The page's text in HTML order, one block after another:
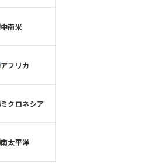
中南米
アフリカ
ミクロネシア
南太平洋